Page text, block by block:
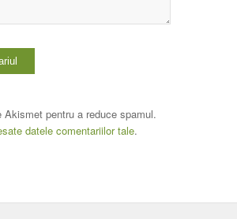
pentru a reduce spamul.
datele comentariilor tale.